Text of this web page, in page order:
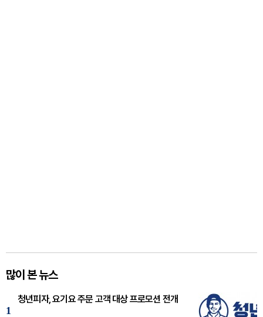
많이 본 뉴스
1
청년피자, 요기요 주문 고객 대상 프로모션 전개